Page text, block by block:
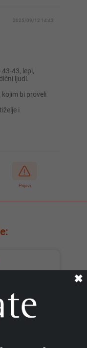
2025/09/12 14:43
43, lepi,
ljudi.
bi proveli
i
Prijavi
✖